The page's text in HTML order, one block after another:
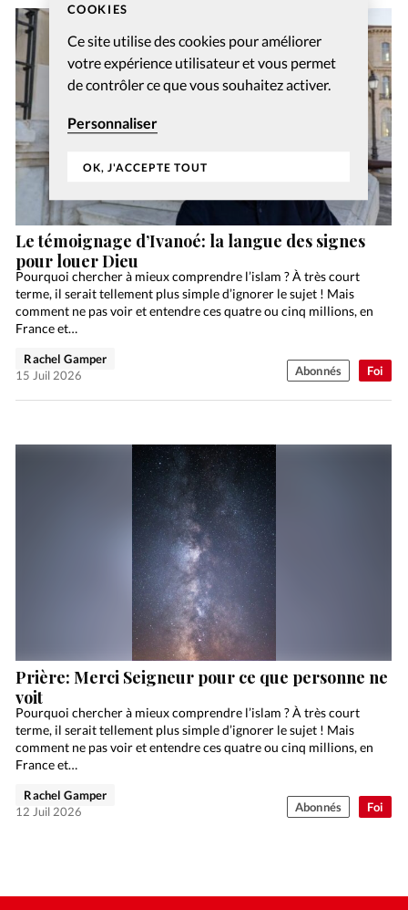
COOKIES
Ce site utilise des cookies pour améliorer
votre expérience utilisateur et vous permet
de contrôler ce que vous souhaitez activer.
Personnaliser
OK, J'ACCEPTE TOUT
Foi
Le témoignage d’Ivanoé: la langue des signes
pour louer Dieu
Pourquoi chercher à mieux comprendre l’islam ? À très court
terme, il serait tellement plus simple d’ignorer le sujet ! Mais
comment ne pas voir et entendre ces quatre ou cinq millions, en
France et…
Rachel Gamper
15 Juil 2026
Abonnés
Foi
Prière: Merci Seigneur pour ce que personne ne
voit
Pourquoi chercher à mieux comprendre l’islam ? À très court
terme, il serait tellement plus simple d’ignorer le sujet ! Mais
comment ne pas voir et entendre ces quatre ou cinq millions, en
France et…
Rachel Gamper
12 Juil 2026
Abonnés